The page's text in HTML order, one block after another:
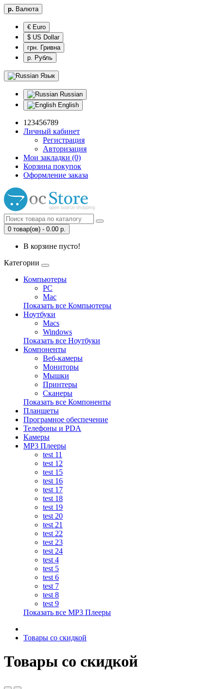
р. Валюта
€ Euro
$ US Dollar
грн. Гривна
р. Рубль
Язык
Russian
English
123456789
Личный кабинет
Регистрация
Авторизация
Мои закладки (0)
Корзина покупок
Оформление заказа
0 товар(ов) - 0.00 р.
В корзине пусто!
Категории
Компьютеры
PC
Mac
Показать все Компьютеры
Ноутбуки
Macs
Windows
Показать все Ноутбуки
Компоненты
Веб-камеры
Мониторы
Мышки
Принтеры
Сканеры
Показать все Компоненты
Планшеты
Програмное обеспечение
Телефоны и PDA
Камеры
MP3 Плееры
test 11
test 12
test 15
test 16
test 17
test 18
test 19
test 20
test 21
test 22
test 23
test 24
test 4
test 5
test 6
test 7
test 8
test 9
Показать все MP3 Плееры
Товары со скидкой
Товары со скидкой